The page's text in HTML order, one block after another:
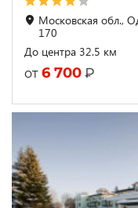
Московская обл.,
170
До центра 32.5 км
от 6 700 ₽